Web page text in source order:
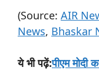
(Source: AIR
News, Bhaskar
ये भी पढ़ें:पीएम मोदी